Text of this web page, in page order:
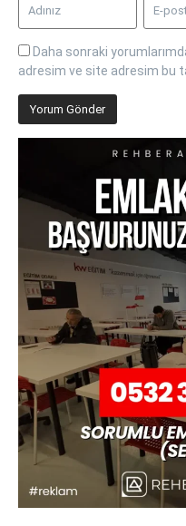
Daha sonraki
adresim ve site adresim bu